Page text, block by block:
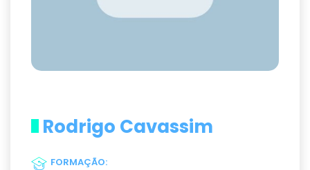
Rodrigo Cavassim
FORMAÇÃO: